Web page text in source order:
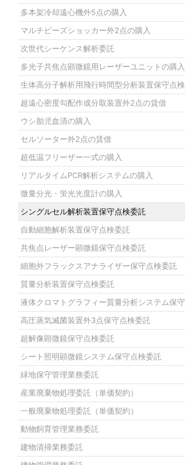
多本架冷却遠心機外5点の購入
マルチビーズショッカー外2点の購入
次世代シーケンス解析委託
多光子共焦点顕微鏡用レーザーユニットの購入
生体高分子解析用飛行時間型分析装置保守点
超遠心密度勾配作成分取装置外2点の賃借
ウシ胎児血清の購入
セルソーター外2点の賃借
超低温フリーザー一式の購入
リアルタイムPCR解析システムの購入
微量分光・蛍光光度計の購入
シングルセル解析装置保守点検委託
自動細胞解析装置保守点検委託
共焦点レーザー顕微鏡保守点検委託
細胞外フラックスアナライザー保守点検委託
質量分析装置保守点検委託
液体クロマトグラフィー質量分析システム保
高圧蒸気滅菌装置外3点保守点検委託
超解像顕微鏡保守点検委託
シート照明顕微鏡システム保守点検委託
緑地保守管理業務委託
産業廃棄物処理委託（単価契約）
一般廃棄物処理委託（単価契約）
動物飼育管理業務委託
建物清掃業務委託